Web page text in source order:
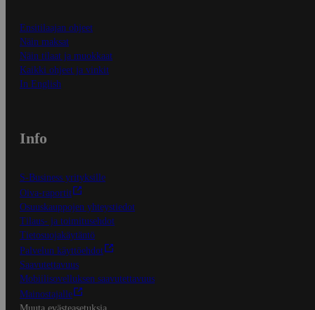
Ensitilaajan ohjeet
Näin maksat
Näin tilaat ja muokkaat
Kaikki ohjeet ja vinkit
In English
Info
S-Business yrityksille
Oiva-raportit
Osuuskauppojen yhteystiedot
Tilaus- ja toimitusehdot
Tietosuojakäytäntö
Palvelun käyttöehdot
Saavutettavuus
Mobiilisovelluksen saavutettavuus
Mainostajalle